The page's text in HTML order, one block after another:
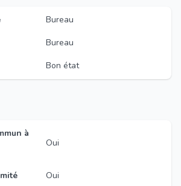
Bureau
Bureau
Bon état
à
Oui
Oui